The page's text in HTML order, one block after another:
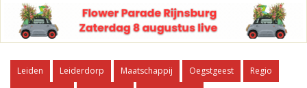
Leiden Leiderdorp Maatschappij Oegstgeest
Regio